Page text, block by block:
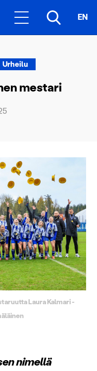
EN
Urheilu
mestari
Laura Kalmari -
nimellä